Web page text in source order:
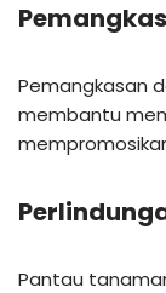
Pemangkasan
membantu
Pantau